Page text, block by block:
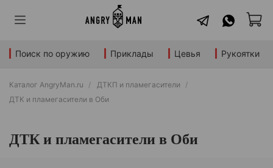
Поиск по оружию Приклады Цевья Рукоятки
Каталог AngryMan.ru
ДТКП и пламегасители
ДТК и пламегасители в Оби
ДТК и пламегасители в Оби